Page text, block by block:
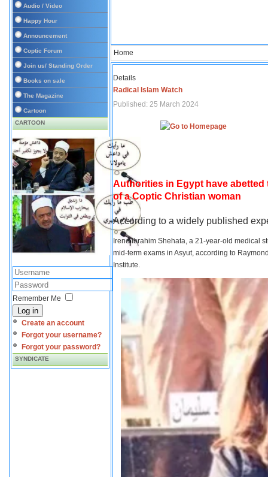
Audio / Video
Happy Hour
Announcement
Coptic Forum
Join us/ Standing Order
Books on sale
The Magazine
Cartoon
CARTOON
Remember Me
Log in
Create an account
Forgot your username?
Forgot your password?
SYNDICATE
Home
Details
Radical Islam Watch
Published: 25 March 2024
Authorities in Egypt have
of a Coptic Christian woman
According to a widely published
Irene Ibrahim Shehata, a 21-year-old medical
mid-term exams in Asyut, according to
Institute.